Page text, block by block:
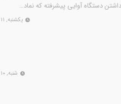
دستگاه آوایی پیشرفته که نماد…
یکشنبه, ۱۱ تیر
شنبه, ۱۰ تیر